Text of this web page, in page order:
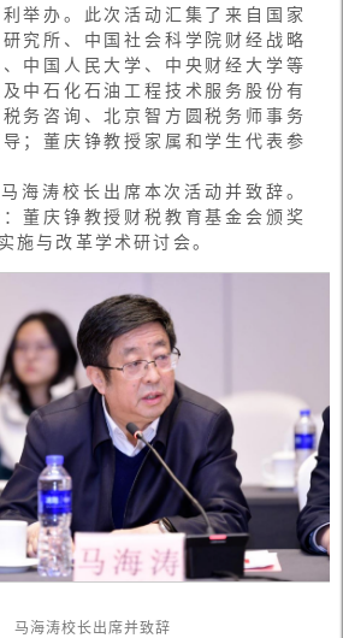
举办。此次活动汇集了来自国家
究所、中国社会科学院财经战略
中国人民大学、中央财经大学等
中石化石油工程技术服务股份有
务咨询、北京智方圆税务师事务
；董庆铮教授家属和学生代表参
海涛校长出席本次活动并致辞。
董庆铮教授财税教育基金会颁奖
施与改革学术研讨会。
马海涛校长出席并致辞